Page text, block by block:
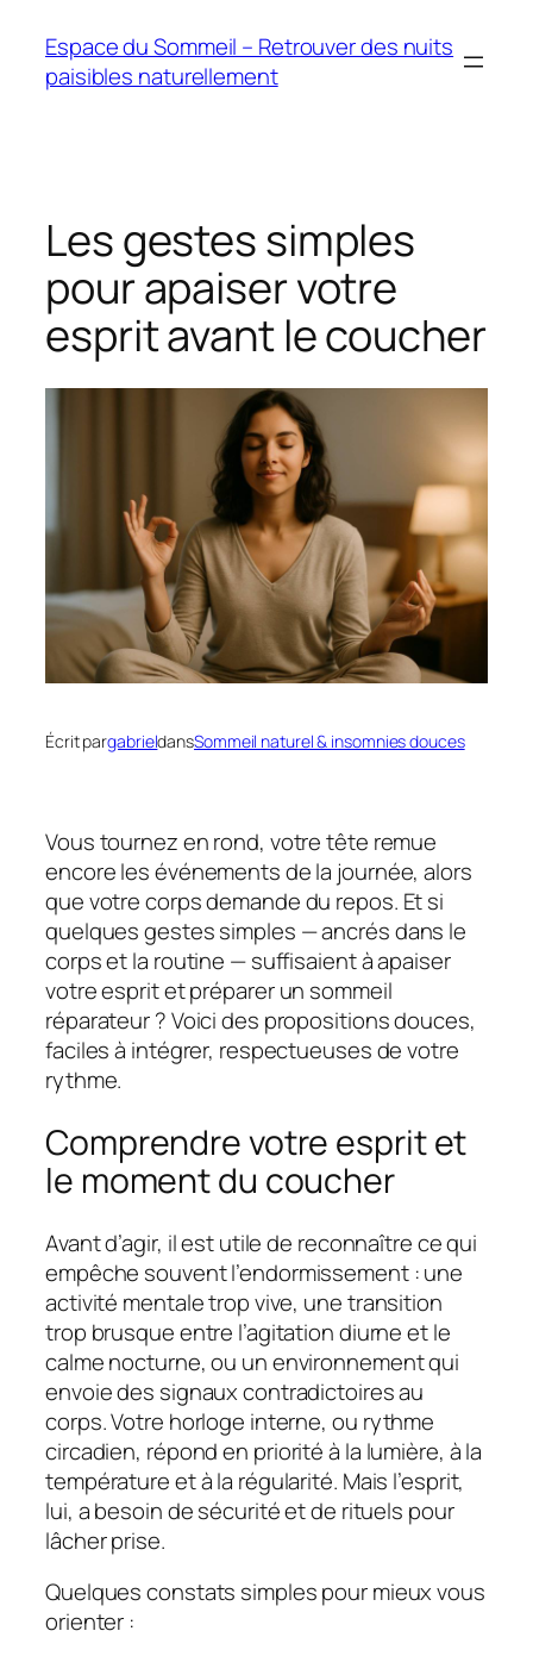
contenu
Espace du Sommeil – Retrouver des nuits
paisibles naturellement
Les gestes simples
pour apaiser votre
esprit avant le coucher
Écrit pargabrieldansSommeil naturel & insomnies douces
Vous tournez en rond, votre tête remue
encore les événements de la journée, alors
que votre corps demande du repos. Et si
quelquesgestes simples — ancrés dans le
corps et la routine — suffisaient àapaiser
votre espritet préparer un sommeil
réparateur ? Voici des propositions douces,
faciles à intégrer, respectueuses de votre
rythme.
Comprendre votre esprit et
le moment du coucher
Avant d’agir, il est utile de reconnaître ce qui
empêche souvent l’endormissement : une
activité mentale trop vive, une transition
trop brusque entre l’agitation diurne et le
calme nocturne, ou un environnement qui
envoie des signaux contradictoires au
corps. Votre horloge interne, ou rythme
circadien, répond en priorité à la lumière, à la
température et à la régularité. Mais l’esprit,
lui, a besoin de sécurité et de rituels pour
lâcher prise.
Quelques constats simples pour mieux vous
orienter :